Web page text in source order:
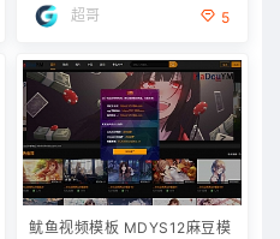
超哥 5
鱿鱼视频模板 MDYS12麻豆模